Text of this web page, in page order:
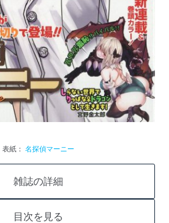
表紙： 名探偵マーニー
雑誌の詳細
目次を見る